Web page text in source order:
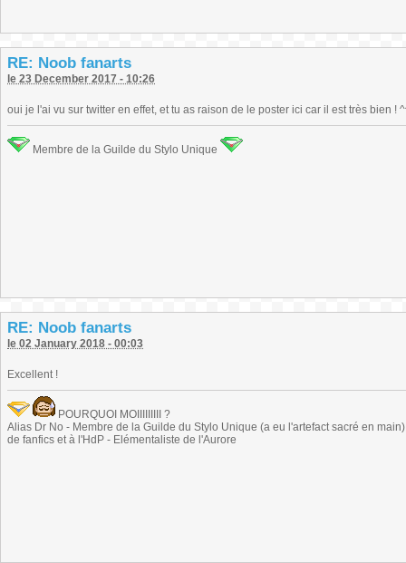
RE: Noob fanarts
le 23 December 2017 - 10:26
oui je l'ai vu sur twitter en effet, et tu as raison de le poster ici car il est très bien !
Membre de la Guilde du Stylo Unique
RE: Noob fanarts
le 02 January 2018 - 00:03
Excellent !
POURQUOI MOIIIIIIIII ?
Alias Dr No - Membre de la Guilde du Stylo Unique (a eu l'artefact sacré en
de fanfics et à l'HdP - Elémentaliste de l'Aurore